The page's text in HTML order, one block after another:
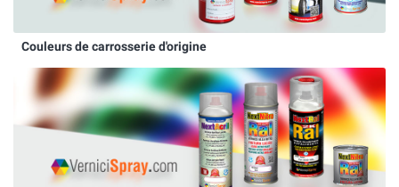
Couleurs de carrosserie d'origine